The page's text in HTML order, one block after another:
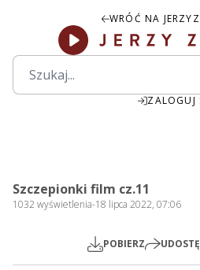
WRÓĆ NA
ZALOGUJ
Szczepionki film cz.11
1032 wyświetlenia-18 lipca 2022, 07:06
POBIERZ